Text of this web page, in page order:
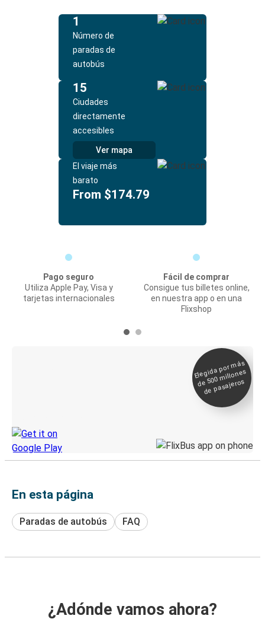
1
Número de
paradas de
autobús
15
Ciudades
directamente
accesibles
Ver mapa
El viaje más
barato
From $174.79
Pago seguro
Utiliza Apple Pay, Visa y
tarjetas internacionales
Fácil de comprar
Consigue tus billetes online,
en nuestra app o en una
Flixshop
Elegida por
más
de 500
millones
de pasajeros
En esta página
Paradas de autobús FAQ
¿Adónde vamos ahora?